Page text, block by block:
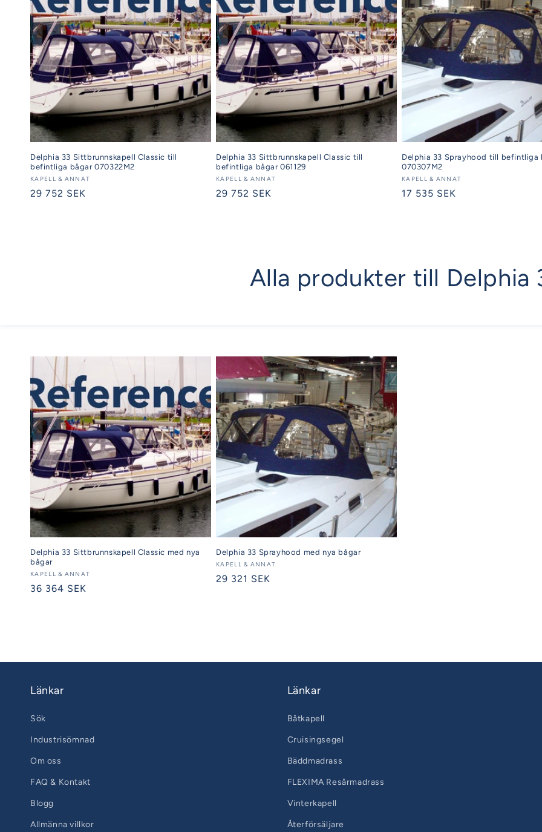
Delphia 33 Sittbrunnskapell Classic till
befintliga bågar 070322M2
Säljare:
KAPELL & ANNAT
Ordinarie
29 752 SEK
Delphia 33 Sittbrunnskapell Classic till
befintliga bågar 061129
Säljare:
KAPELL & ANNAT
Ordinarie
29 752 SEK
Delphia 33 Sprayhood till befintliga
070307M2
Säljare:
KAPELL & ANNAT
Ordinarie
17 535 SEK
Alla produkter till Delphia
Delphia 33 Sittbrunnskapell Classic med nya
bågar
Säljare:
KAPELL & ANNAT
Ordinarie
36 364 SEK
Delphia 33 Sprayhood med nya bågar
Säljare:
KAPELL & ANNAT
Ordinarie
29 321 SEK
Länkar
Sök
Industrisömnad
Om oss
FAQ & Kontakt
Blogg
Allmänna villkor
Länkar
Båtkapell
Cruisingsegel
Bäddmadrass
FLEXIMA Resårmadrass
Vinterkapell
Återförsäljare